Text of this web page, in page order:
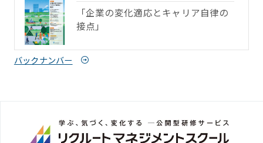
「企業の変化適応とキャリア自律の
接点」
バックナンバー